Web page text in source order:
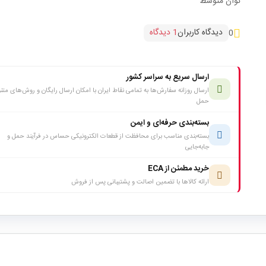
0 دیدگاه کاربران1 دیدگاه
ارسال سریع به سراسر کشور
ارسال روزانه سفارش‌ها به تمامی نقاط ایران با امکان ارسال رایگان و روش‌های
حمل
بسته‌بندی حرفه‌ای و ایمن
بسته‌بندی مناسب برای محافظت از قطعات الکترونیکی حساس در فرآیند حمل و
جابه‌جایی
خرید مطمئن از ECA
ارائه کالاها با تضمین اصالت و پشتیبانی پس از فروش